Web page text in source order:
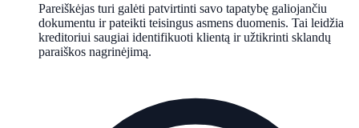
Pareiškėjas turi galėti patvirtinti savo tapatybę galiojančiu
dokumentu ir pateikti teisingus asmens duomenis. Tai leidžia
kreditoriui saugiai identifikuoti klientą ir užtikrinti sklandų
paraiškos nagrinėjimą.